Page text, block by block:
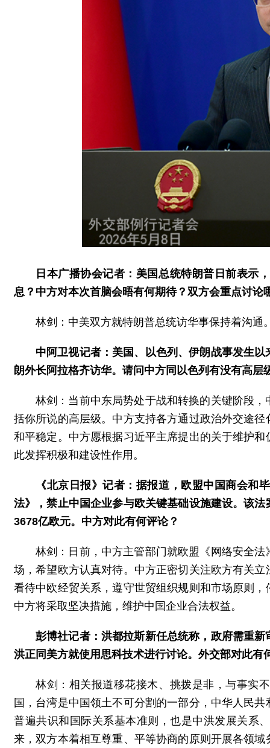
日本广播协会记者：美国总统特朗普日前表示
息？中方对本次首脑会晤有何期待？双方会重点讨论
林剑：中美双方就特朗普总统访华事保持着沟通
中阿卫视记者：美国、以色列、伊朗战事发生
朗外长阿拉格齐访华。请问中方同以色列有没有高
林剑：当前中东局势处于战和转换的关键阶段
括你所说的高层级。中方支持各方通过政治外交途
和平稳定。中方愿根据习近平主席提出的关于维护
此发挥积极和建设性作用。
《北京日报》记者：据报道，欧盟中国商会和
法》，禁止中国企业参与欧关键基础设施建设。该
3678亿欧元。中方对此有何评论？
林剑：日前，中方主管部门就欧盟《网络安全
场，希望欧方认真对待。中方正密切关注欧方有关
看待中欧经贸关系，遵守世贸组织规则和市场原则
中方将采取坚决措施，维护中国企业合法权益。
彭博社记者：洪都拉斯新任总统称，政府需重
洪正同美方就使用思科技术进行讨论。外交部对此有
林剑：相关报道移花接木、挑拨是非，与事实
国，台湾是中国领土不可分割的一部分，中华人民
普遍共识和国际关系基本准则，也是中洪发展关系
来，双方本着相互尊重、平等协商的原则开展各领